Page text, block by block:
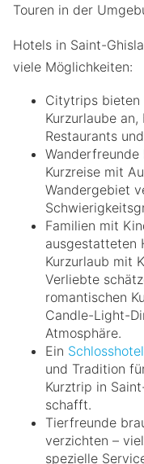
Touren in der
Hotels in Saint-
viele Möglichkeiten:
Citytrips
Kurzurlaube
Restaurants
Wanderfreunde
Kurzreise mit
Wandergebiet
Familien mit
ausgestatteten
Kurzurlaub mit
Verliebte
romantischen
Candle-Light-
Atmosphäre.
Ein
und Tradition
Kurztrip in
schafft.
Tierfreunde
verzichten –
spezielle